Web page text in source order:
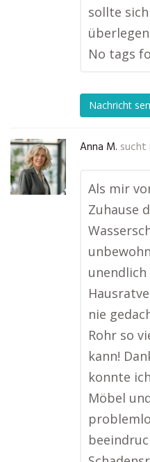
sollte
No tags
Nachricht
Anna M. sucht
Als mir
Zuhause
nie
Rohr so
kann!
konnte
Möbel